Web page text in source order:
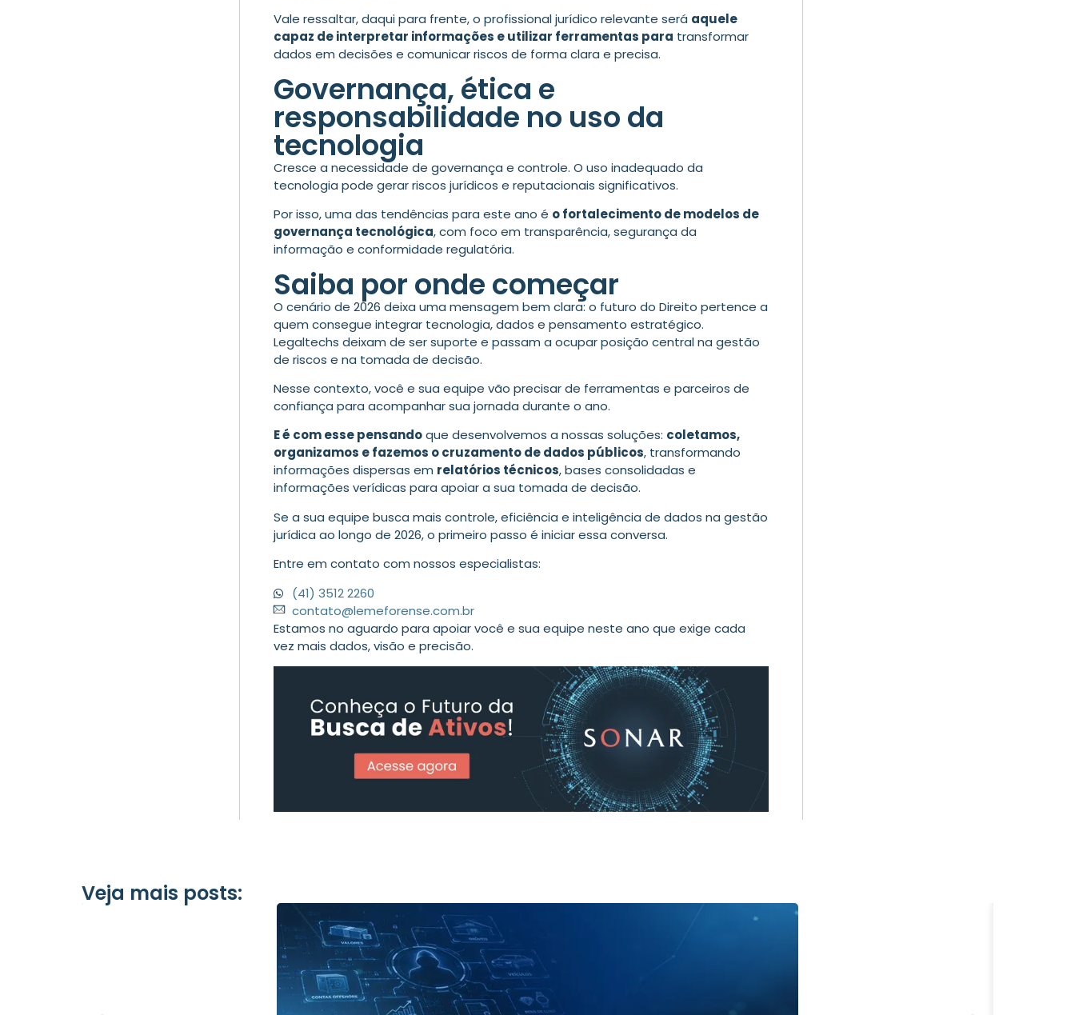
Vale ressaltar, daqui para frente, o profissional jurídico relevante será aquele
capaz de interpretar informações e utilizar ferramentas para transformar
dados em decisões e comunicar riscos de forma clara e precisa.
Governança, ética e
responsabilidade no uso da
tecnologia
Cresce a necessidade de governança e controle. O uso inadequado da
tecnologia pode gerar riscos jurídicos e reputacionais significativos.
Por isso, uma das tendências para este ano é o fortalecimento de modelos de
governança tecnológica, com foco em transparência, segurança da
informação e conformidade regulatória.
Saiba por onde começar
O cenário de 2026 deixa uma mensagem bem clara: o futuro do Direito pertence a
quem consegue integrar tecnologia, dados e pensamento estratégico.
Legaltechs deixam de ser suporte e passam a ocupar posição central na gestão
de riscos e na tomada de decisão.
Nesse contexto, você e sua equipe vão precisar de ferramentas e parceiros de
confiança para acompanhar sua jornada durante o ano.
E é com esse pensandoque desenvolvemos a nossas soluções: coletamos,
organizamos e fazemos o cruzamento de dados públicos, transformando
informações dispersas em relatórios técnicos, bases consolidadas e
informações verídicas para apoiar a sua tomada de decisão.
Se a sua equipe busca mais controle, eficiência e inteligência de dados na gestão
jurídica ao longo de 2026, o primeiro passo é iniciar essa conversa.
Entre em contato com nossos especialistas:
(41) 3512 2260
contato@lemeforense.com.br
Estamosno aguardo para apoiarvocê e sua equipe neste ano que exige cada
vez mais dados, visão e precisão.
Veja mais posts: